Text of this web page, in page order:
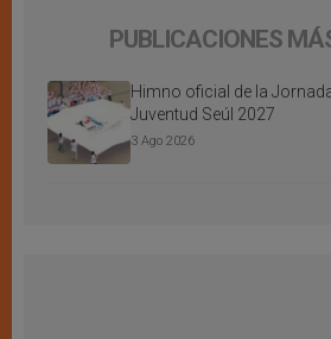
PUBLICACIONES
Himno oficial de la
Juventud Seúl 2027
3 Ago 2026